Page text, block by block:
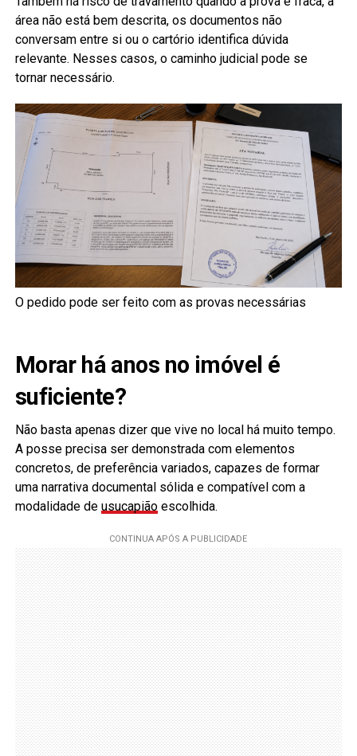
área não está bem descrita, os documentos não
conversam entre si ou o cartório identifica dúvida
relevante. Nesses casos, o caminho judicial pode se
tornar necessário.
O pedido pode ser feito com as provas necessárias
Morar há anos no imóvel é
suficiente?
Não basta apenas dizer que vive no local há muito tempo.
A posse precisa ser demonstrada com elementos
concretos, de preferência variados, capazes de formar
uma narrativa documental sólida e compatível com a
modalidade de usucapiãoescolhida.